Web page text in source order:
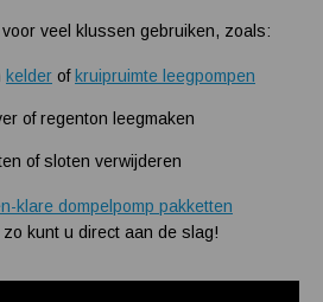
veel klussen gebruiken, zoals:
kelder of kruipruimte leegpompen
of regenton leegmaken
of sloten verwijderen
klare dompelpomp pakketten
kunt u direct aan de slag!